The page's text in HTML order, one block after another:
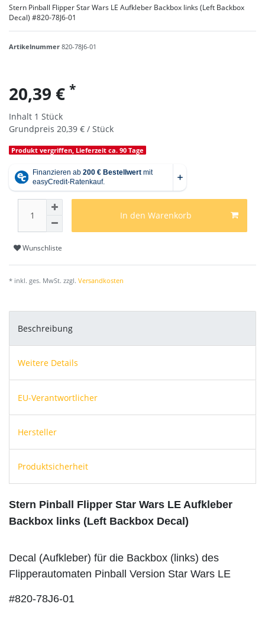
Stern Pinball Flipper Star Wars LE Aufkleber Backbox links (Left Backbox
Decal) #820-78J6-01
Artikelnummer 820-78J6-01
20,39 € *
Inhalt 1 Stück
Grundpreis 20,39 € / Stück
Produkt vergriffen, Lieferzeit ca. 90 Tage
In den Warenkorb
Wunschliste
* inkl. ges. MwSt. zzgl. Versandkosten
Beschreibung
Weitere Details
EU-Verantwortlicher
Hersteller
Produktsicherheit
Stern Pinball Flipper Star Wars LE Aufkleber
Backbox links (Left Backbox Decal)
Decal (Aufkleber) für die Backbox (links) des
Flipperautomaten Pinball Version Star Wars LE
#820-78J6-01